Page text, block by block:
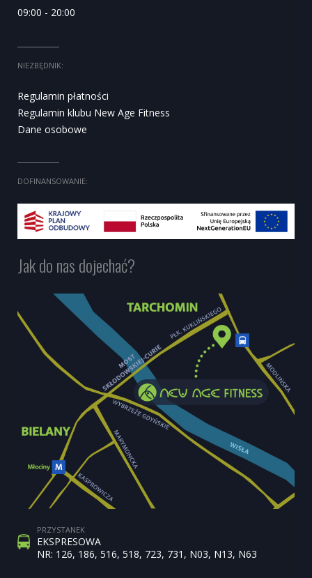
09:00 - 20:00
NIEZBĘDNIK:
Regulamin płatności
Regulamin klubu New Age Fitness
Dane osobowe
DOFINANSOWANIE:
Jak do nas dojechać?
PRZYSTANEK
EKSPRESOWA
NR: 126, 186, 516, 518, 723, 731, N03, N13, N63